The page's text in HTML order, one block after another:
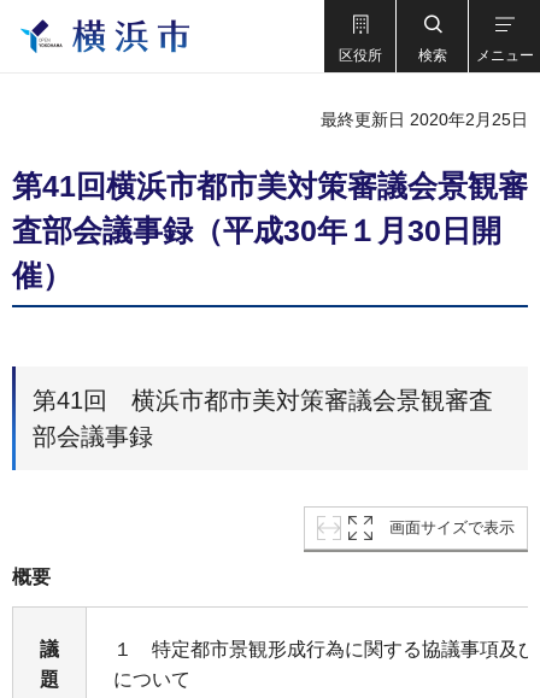
区役所 検索 メニュー
最終更新日 2020年2月25日
第41回横浜市都市美対策審議会景観審
査部会議事録（平成30年１月30日開
催）
第41回 横浜市都市美対策審議会景観審査
部会議事録
画面サイズで表示
概要
議
題
１ 特定都市景観形成行為に関する協議事項及
について